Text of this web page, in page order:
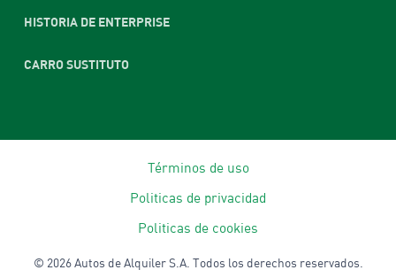
HISTORIA DE ENTERPRISE
CARRO SUSTITUTO
Términos de uso
Politicas de privacidad
Politicas de cookies
© 2026Autos de Alquiler S.A. Todos los derechos reservados.